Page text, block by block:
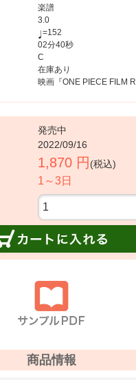
楽譜
3.0
=152
02分40秒
C
在庫あり
映画『ONE PIECE FILM
発売中
2022/09/16
1,870 円 (税込)
1～3日
商品情報